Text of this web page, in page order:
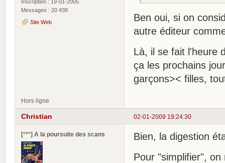
Inscription : 19-01-2005
Messages : 20 438
Site Web
Ben oui, si on
autre éditeur
Là, il se fait l'heure
ça les prochains
garçons>< filles,
Hors ligne
02-01-2009 19:24:30
Christian
[°*°] A la poursuite des scans
Bien, la digestion
Pour "simplifier",